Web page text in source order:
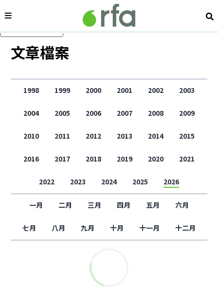
內容分類 搜
文章檔案
1998 1999 2000 2001 2002 2003
2004 2005 2006 2007 2008 2009
2010 2011 2012 2013 2014 2015
2016 2017 2018 2019 2020 2021
2022 2023 2024 2025 2026
一月 二月 三月 四月 五月 六月
七月 八月 九月 十月 十一月 十二月